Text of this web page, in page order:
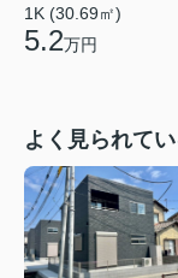
1K (30.69㎡)
5.2万円
よく見られて